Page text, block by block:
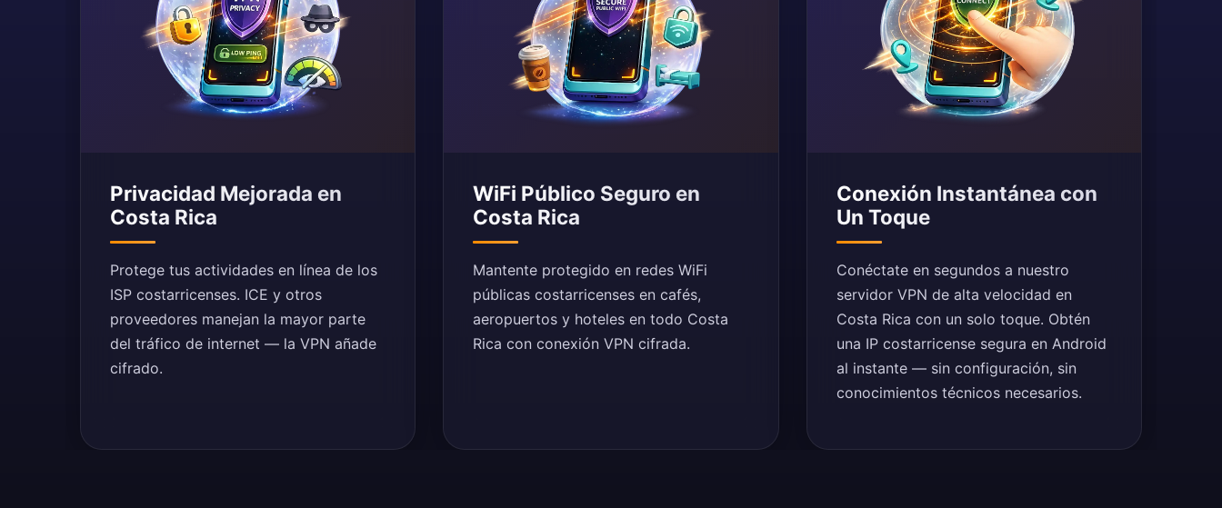
Privacidad Mejorada en
Costa Rica
Protege tus actividades en línea de los
ISP costarricenses. ICE y otros
proveedores manejan la mayor parte
del tráfico de internet — la VPN añade
cifrado.
WiFi Público Seguro en
Costa Rica
Mantente protegido en redes WiFi
públicas costarricenses en cafés,
aeropuertos y hoteles en todo Costa
Rica con conexión VPN cifrada.
Conexión Instantánea con
Un Toque
Conéctate en segundos a nuestro
servidor VPN de alta velocidad en
Costa Rica con un solo toque. Obtén
una IP costarricense segura en Android
al instante — sin configuración, sin
conocimientos técnicos necesarios.